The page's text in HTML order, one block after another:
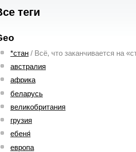
теги
*стан / Всё, что заканчивается на
австралия
африка
беларусь
великобритания
грузия
ебеня́
европа